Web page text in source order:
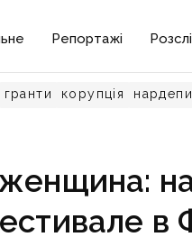
Репортажі
гранти корупція нардепи
в